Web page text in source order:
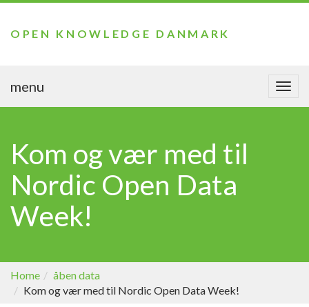
OPEN KNOWLEDGE DANMARK
menu
Kom og vær med til
Nordic Open Data
Week!
Home
åben data
Kom og vær med til Nordic Open Data Week!